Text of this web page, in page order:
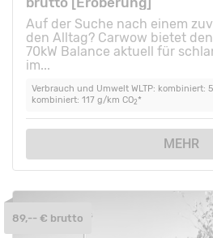
Auf der Suche nach einem
den Alltag? Carwow bietet den
70kW Balance aktuell für
im...
Verbrauch und Umwelt WLTP: kombiniert:
kombiniert: 117 g/km CO2*
MEHR
89,-- € brutto